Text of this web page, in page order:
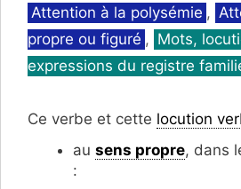
Catégories
Attention à la polysémie ,
propre ou figuré , Mots,
expressions du registre
Ce verbe et cette locution
au sens propre, dans
: